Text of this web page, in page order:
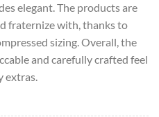
elegant. The products are
fraternize with, thanks to
sizing. Overall, the
and carefully crafted feel
extras.